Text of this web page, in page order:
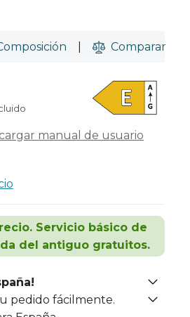
Comparar
manual de usuario
Servicio básico de
del antiguo gratuitos.
pedido fácilmente.